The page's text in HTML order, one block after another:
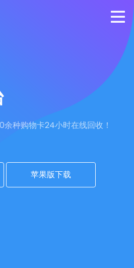
余种购物卡24小时在线回收！
苹果版下载